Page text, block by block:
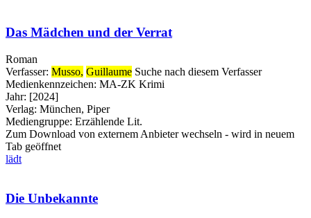
Das Mädchen und der Verrat
Roman
Verfasser: Musso, Guillaume Suche nach diesem Verfasser
Medienkennzeichen: MA-ZK Krimi
Jahr: [2024]
Verlag: München, Piper
Mediengruppe: Erzählende Lit.
Zum Download von externem Anbieter wechseln - wird in neuem
Tab geöffnet
lädt
Die Unbekannte